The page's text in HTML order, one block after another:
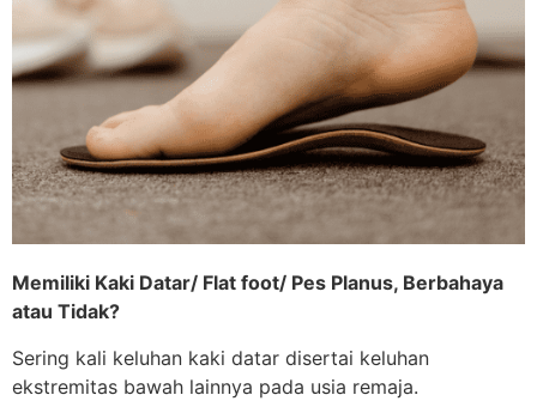
Memiliki Kaki Datar/ Flat foot/ Pes Planus, Berbahaya
atau Tidak?
Sering kali keluhan kaki datar disertai keluhan
ekstremitas bawah lainnya pada usia remaja.